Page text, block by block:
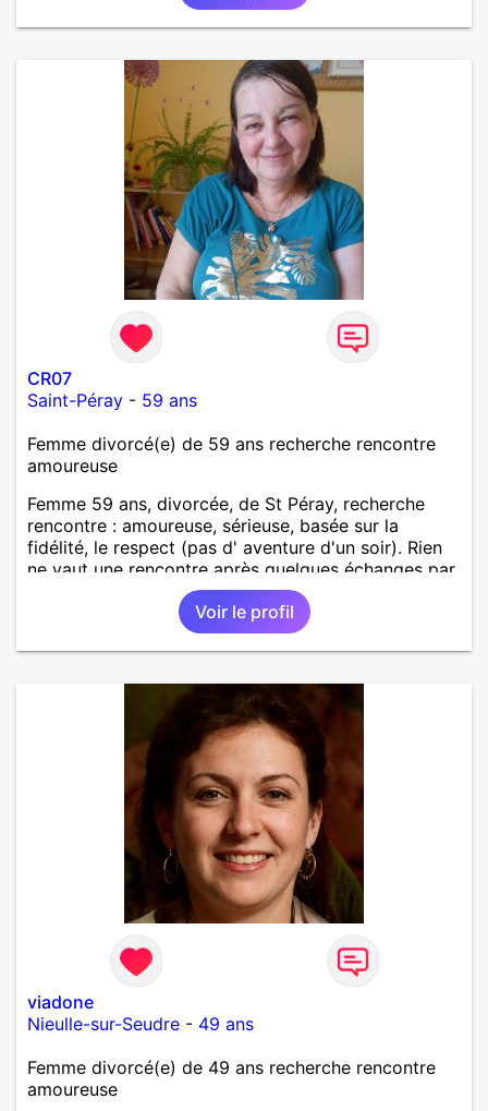
CR07
Saint-Péray - 59 ans
Femme divorcé(e) de 59 ans recherche rencontre
amoureuse
Femme 59 ans, divorcée, de St Péray, recherche
rencontre : amoureuse, sérieuse, basée sur la
fidélité, le respect (pas d' aventure d'un soir). Rien
ne vaut une rencontre après quelques échanges par
messages pour savoir si il y a un feeling entre les
deux et le désir de se revoir. Au plaisir de se
Voir le profil
viadone
Nieulle-sur-Seudre - 49 ans
Femme divorcé(e) de 49 ans recherche rencontre
amoureuse